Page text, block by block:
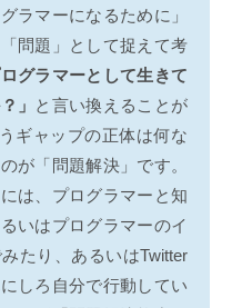
ラマーになるために」
問題」として捉えて考
ログラマーとして生きて
」 と言い換えることが
ギャップの正体は何な
が「問題解決」です。
は、プログラマーと知
いはプログラマーのイ
たり、あるいはTwitter
しろ自分で行動してい